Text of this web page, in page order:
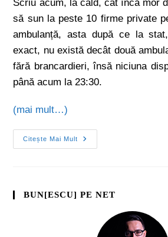
Scriu acum, la cald, cât încă mor
să sun la peste 10 firme private
ambulanță, asta după ce la
exact, nu există decât două
fără brancardieri, însă niciuna
până acum la 23:30.
(mai mult…)
Citește Mai Mult
BUN[ESCU] PE NET